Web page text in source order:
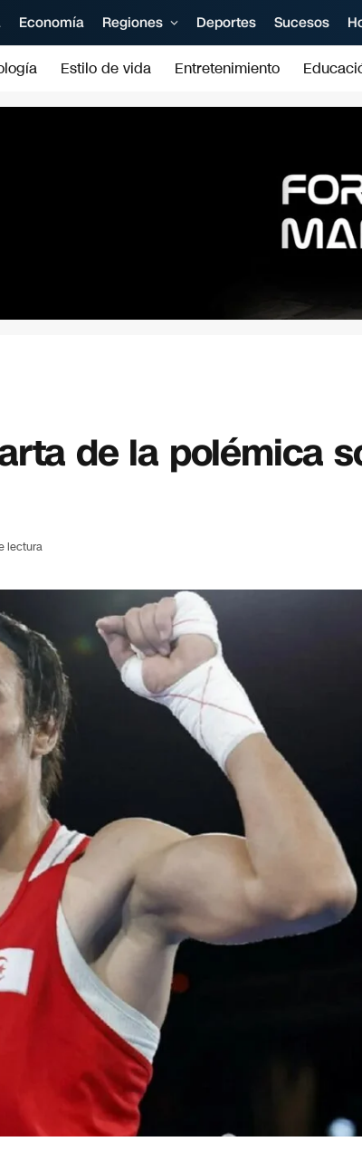
Economía Regiones Deportes Sucesos
Estilo de vida Entretenimiento
de la polémica
lectura